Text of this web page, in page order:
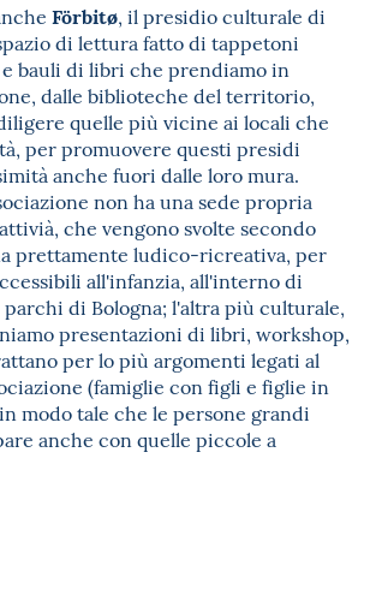
Förbitø, il presidio culturale di
di lettura fatto di tappetoni
bauli di libri che prendiamo in
dalle biblioteche del territorio,
quelle più vicine ai locali che
per promuovere questi presidi
anche fuori dalle loro mura.
non ha una sede propria
che vengono svolte secondo
prettamente ludico-ricreativa, per
all'infanzia, all'interno di
di Bologna; l'altra più culturale,
presentazioni di libri, workshop,
per lo più argomenti legati al
(famiglie con figli e figlie in
modo tale che le persone grandi
anche con quelle piccole a